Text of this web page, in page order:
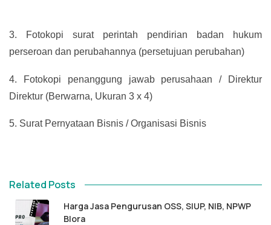
3.
Fotokopi surat perintah pendirian badan hukum
perseroan dan perubahannya (persetujuan perubahan)
4.
Fotokopi penanggung jawab perusahaan / Direktur
Direktur (Berwarna, Ukuran 3 x 4)
5. Surat Pernyataan Bisnis / Organisasi Bisnis
Related Posts
Harga Jasa Pengurusan OSS, SIUP, NIB, NPWP
Blora